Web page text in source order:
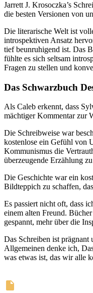
Jarrett J. Krosoczka’s
die besten Versionen von
Die literarische Welt ist
introspektiven Ansatz
tief beunruhigend ist. Das
fühlte es sich seltsam
Fragen zu stellen und
Das Schwarzbuch
Als Caleb erkennt, dass
mächtiger Kommentar zur
Die Schreibweise war
kostenlose ein Gefühl von
Kommunismus die
überzeugende Erzählung
Die Geschichte war ein
Bildteppich zu schaffen,
Es passiert nicht oft, dass
einem alten Freund.
gespannt, mehr über die
Das Schreiben ist
Allgemeinen denke ich,
was etwas ist, das wir alle